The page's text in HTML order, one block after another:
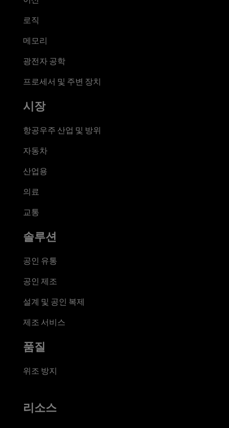
로직
메모리
광전자 공학
프로세서 및 주변 장치
시장
항공우주 산업 및 방위
자동차
산업용
의료
교통
솔루션
공인 유통
공인 제조
설계 및 공인 복제
제조 서비스
품질
위조 방지
리소스